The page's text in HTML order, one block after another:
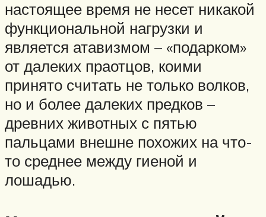
настоящее время не несет никакой
функциональной нагрузки и
является атавизмом – «подарком»
от далеких праотцов, коими
принято считать не только волков,
но и более далеких предков –
древних животных с пятью
пальцами внешне похожих на что-
то среднее между гиеной и
лошадью.